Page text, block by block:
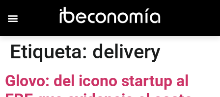
Etiqueta: delivery
Glovo: del icono startup al